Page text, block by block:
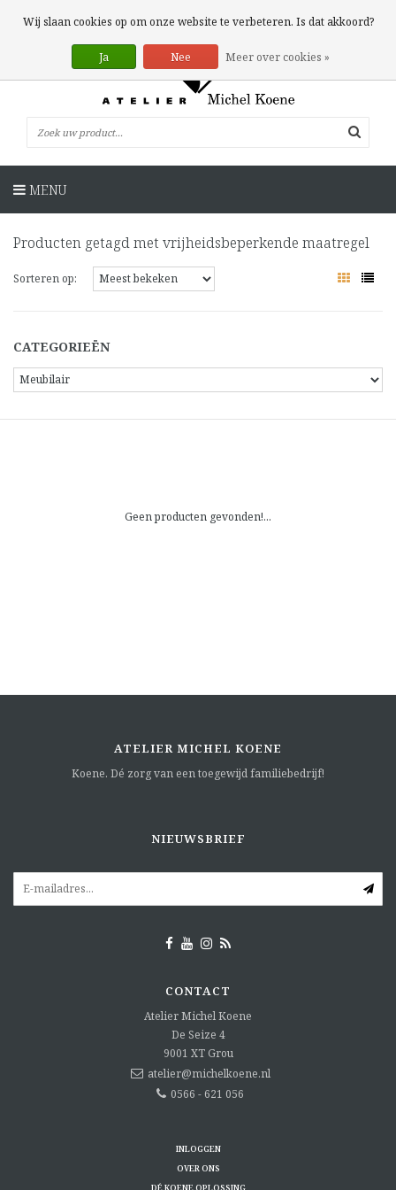
0 Artikelen
MENU
Producten getagd met vrijheidsbeperkende maatregel
Sorteren op:
CATEGORIEËN
Geen producten gevonden!...
ATELIER MICHEL KOENE
Koene. Dé zorg van een toegewijd familiebedrijf!
NIEUWSBRIEF
CONTACT
Atelier Michel Koene
De Seize 4
9001 XT Grou
atelier@michelkoene.nl
0566 - 621 056
INLOGGEN
OVER ONS
DÉ KOENE OPLOSSING
Wij slaan cookies op om onze website te verbeteren. Is dat akkoord?
Ja Nee Meer over cookies »